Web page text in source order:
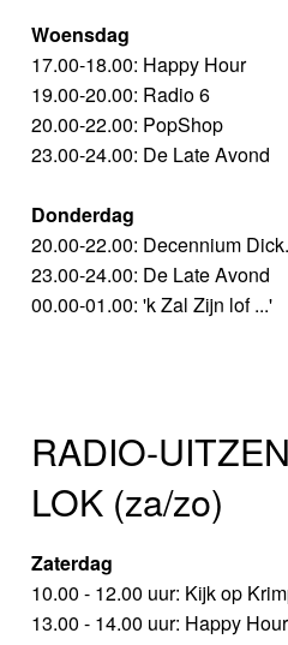
Woensdag
17.00-18.00: Happy Hour
19.00-20.00: Radio 6
20.00-22.00: PopShop
23.00-24.00: De Late Avond
Donderdag
20.00-22.00: Decennium Dick.
23.00-24.00: De Late Avond
00.00-01.00: 'k Zal Zijn lof ...'
RADIO-
LOK (za/zo)
Zaterdag
10.00 - 12.00 uur: Kijk op
13.00 - 14.00 uur: Happy Hour